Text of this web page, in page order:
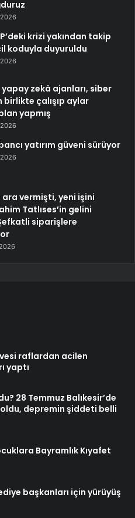
krizi yakından takip
koduyla duyuruldu
yapay zekâ ajanları, siber
birlikte çalışıp aylar
yapmış
yatırım güveni sürüyor
vermişti, yeni işini
Tatlıses’in gelini
siparişlere
raflardan acilen
yaptı
28 Temmuz Balıkesir’de
depremin şiddeti belli
Bayramlık Kıyafet
başkanları için yürüyüş